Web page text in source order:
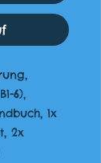
6),
1x
2x